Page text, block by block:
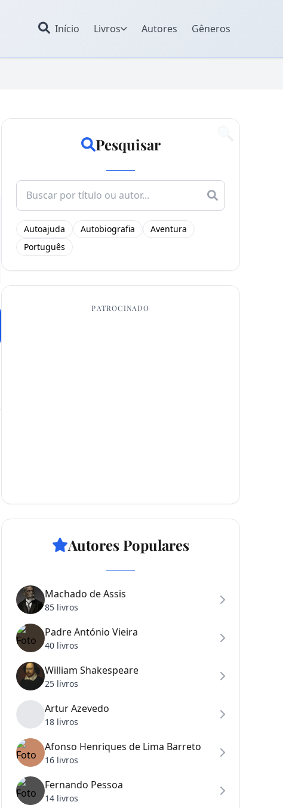
Início Livros Autores Gêneros
Pesquisar
Search
for:
Autoajuda Autobiografia
Aventura
Português
PATROCINADO
Autores Populares
Machado de Assis
85 livros
Padre António Vieira
40 livros
William Shakespeare
25 livros
Artur Azevedo
18 livros
Afonso Henriques de Lima Barreto
16 livros
Fernando Pessoa
14 livros